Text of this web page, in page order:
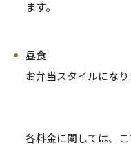
ます。
昼食
お弁当スタイルになり
各料金に関しては、こ